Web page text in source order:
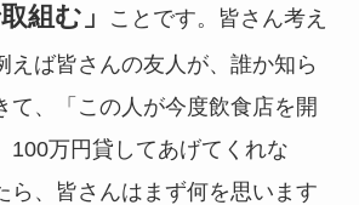
組む」
ことです。皆さん考え
えば皆さんの友人が、誰か知ら
て、「この人が今度飲食店を開
100万円貸してあげてくれな
ら、皆さんはまず何を思います